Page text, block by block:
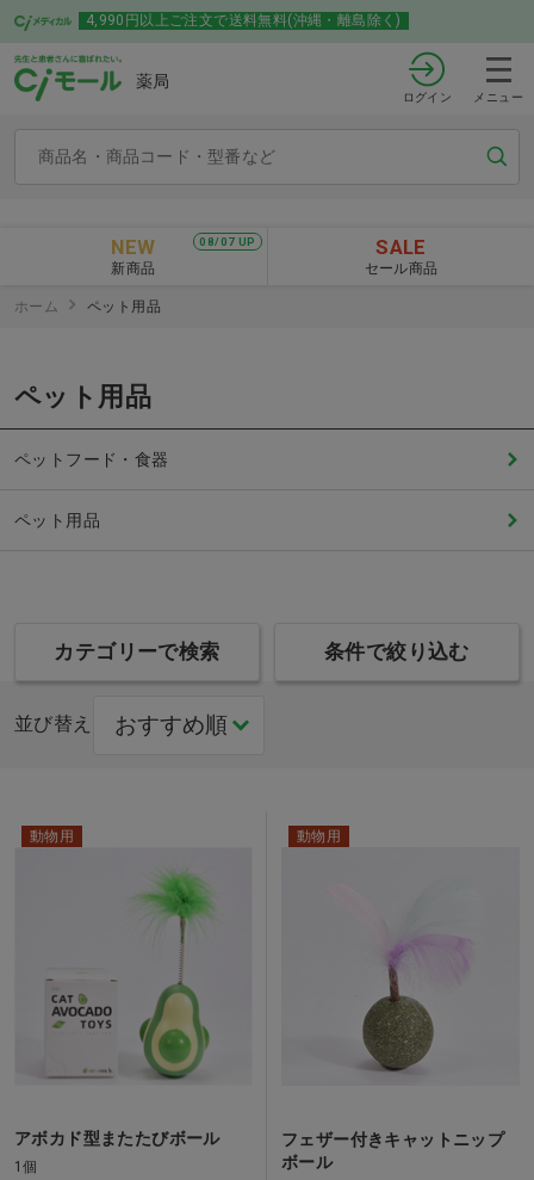
4,990円以上ご注文で送料無料(沖縄・離島除く)
薬局
ログイン メニュー
08/07 UP
NEW
新商品
SALE
セール商品
ホーム ペット用品
ペット用品
ペットフード・食器
ペット用品
カテゴリーで検索 条件で絞り込む
並び替え
動物用
アボカド型またたびボール
1個
動物用
フェザー付きキャットニップ
ボール